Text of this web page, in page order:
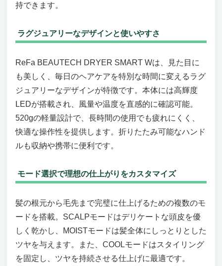
持できます。
ラグジュアリーなデザインと使いやすさ
ReFa BEAUTECH DRYER SMART Wは、見た目に
も美しく、毎日のヘアケアを特別な時間に変えるラグ
ジュアリーなデザインが特徴です。本体には高輝度
LEDが搭載され、風量や温度を直感的に確認可能。
520gの軽量設計で、長時間の使用でも疲れにくく、
快適な操作性を提供します。折りたたみ可能なハンド
ルも収納や携帯に便利です。
モード選択で理想の仕上がりをカスタマイズ
髪の根元から毛先まで完璧に仕上げるための複数のモ
ードを搭載。SCALPモードはデリケートな頭皮を優
しく乾かし、MOISTモードは髪全体にしっとりとした
ツヤを与えます。また、COOLモードはスタイリング
を固定し、ツヤを持続させる仕上げに最適です。